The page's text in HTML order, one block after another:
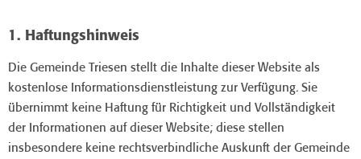
1. Haftungshinweis
Die Gemeinde Triesen stellt die Inhalte dieser Website als
kostenlose Informationsdienstleistung zur Verfügung. Sie
übernimmt keine Haftung für Richtigkeit und Vollständigkeit
der Informationen auf dieser Website; diese stellen
insbesondere keine rechtsverbindliche Auskunft der Gemeinde